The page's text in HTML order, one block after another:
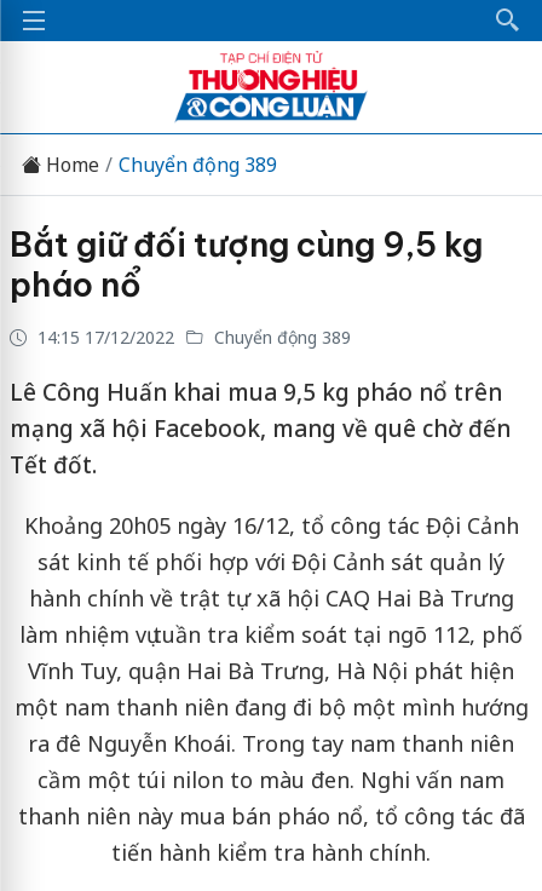
Home Chuyển động 389
Bắt giữ đối tượng cùng 9,5 kg
pháo nổ
14:15 17/12/2022 Chuyển động 389
Lê Công Huấn khai mua 9,5 kg pháo nổ trên
mạng xã hội Facebook, mang về quê chờ đến
Tết đốt.
Khoảng 20h05 ngày 16/12, tổ công tác Đội Cảnh
sát kinh tế phối hợp với Đội Cảnh sát quản lý
hành chính về trật tự xã hội CAQ Hai Bà Trưng
làm nhiệm vụ tuần tra kiểm soát tại ngõ 112, phố
Vĩnh Tuy, quận Hai Bà Trưng, Hà Nội phát hiện
một nam thanh niên đang đi bộ một mình hướng
ra đê Nguyễn Khoái. Trong tay nam thanh niên
cầm một túi nilon to màu đen. Nghi vấn nam
thanh niên này mua bán pháo nổ, tổ công tác đã
tiến hành kiểm tra hành chính.